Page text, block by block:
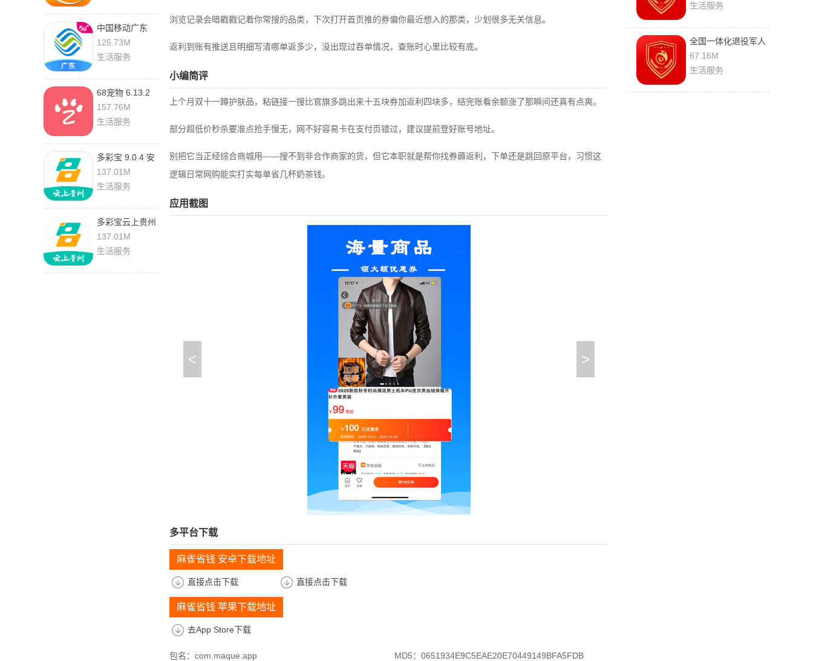
中国移动广东
12.1.2 官方版
125.73M
生活服务
68宠物 6.13.2
最新版
157.76M
生活服务
多彩宝 9.0.4 安
卓版
137.01M
生活服务
多彩宝云上贵州
9.0.4 官方版
137.01M
生活服务
浏览记录会暗戳戳记着你常搜的品类，下次打开首页推的券偏你最近想入的那类，少划很多无关信息。
返利到账有推送且明细写清哪单返多少，没出现过吞单情况，查账时心里比较有底。
小编简评
上个月双十一蹲护肤品，粘链接一搜比官旗多跳出来十五块券加返利四块多，结完账看余额涨了那瞬间还真有点爽。
部分超低价秒杀要准点抢手慢无，网不好容易卡在支付页错过，建议提前登好账号地址。
别把它当正经综合商城用——搜不到非合作商家的货，但它本职就是帮你找券薅返利，下单还是跳回原平台，习惯这
逻辑日常网购能实打实每单省几杯奶茶钱。
应用截图
< >
多平台下载
麻雀省钱 安卓下载地址
直接点击下载 直接点击下载
麻雀省钱 苹果下载地址
去App Store下载
包名：com.maque.app MD5：0651934E9C5EAE20E70449149BFA5FDB
生活服务
全国一体化退役军人
网上服务平台 1.2.5
官方版
67.16M
生活服务